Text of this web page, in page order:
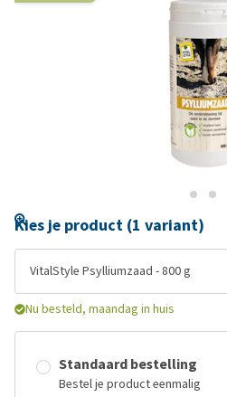
Kies je product (1 variant)
VitalStyle Psylliumzaad - 800 g
Nu besteld, maandag in huis
Standaard bestelling
Bestel je product eenmalig